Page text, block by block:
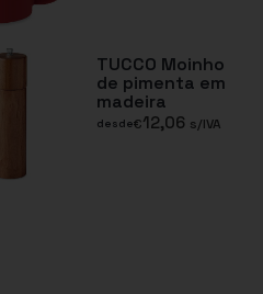
TUCCO Moinho
de pimenta em
madeira
desde€12,06 s/IVA